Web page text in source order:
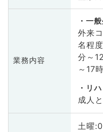
業務内容
一
外来
名程
分～
～17
リ
成人
土曜